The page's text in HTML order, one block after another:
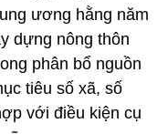
ương hằng năm
dựng nông thôn
phân bổ nguồn
tiêu số xã, số
với điều kiện cụ